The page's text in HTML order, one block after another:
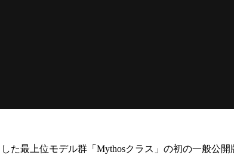
た最上位モデル群「Mythosクラス」の初の一般公開